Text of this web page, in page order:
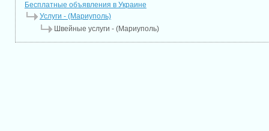
Бесплатные объявления в Украине
Услуги - (Мариуполь)
Швейные услуги - (Мариуполь)